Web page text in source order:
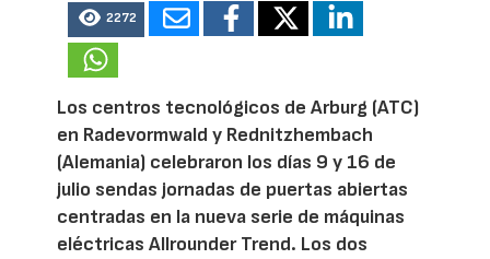
2272
Los centros tecnológicos de Arburg (ATC)
en Radevormwald y Rednitzhembach
(Alemania) celebraron los días 9 y 16 de
julio sendas jornadas de puertas abiertas
centradas en la nueva serie de máquinas
eléctricas Allrounder Trend. Los dos